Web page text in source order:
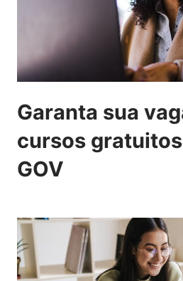
Garanta sua
cursos
GOV